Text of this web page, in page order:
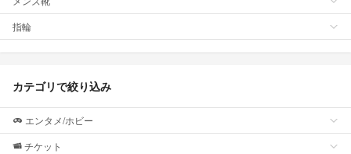
指輪
カテゴリで絞り込み
エンタメ/ホビー
チケット